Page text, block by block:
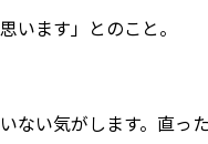
います」とのこと。
ない気がします。直った